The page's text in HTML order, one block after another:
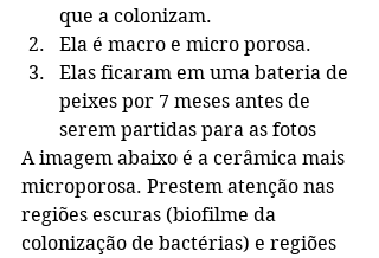
que a colonizam.
Ela é macro e micro porosa.
Elas ficaram em uma bateria de
peixes por 7 meses antes de
serem partidas para as fotos
A imagem abaixo é a cerâmica mais
microporosa. Prestem atenção nas
regiões escuras (biofilme da
colonização de bactérias) e regiões